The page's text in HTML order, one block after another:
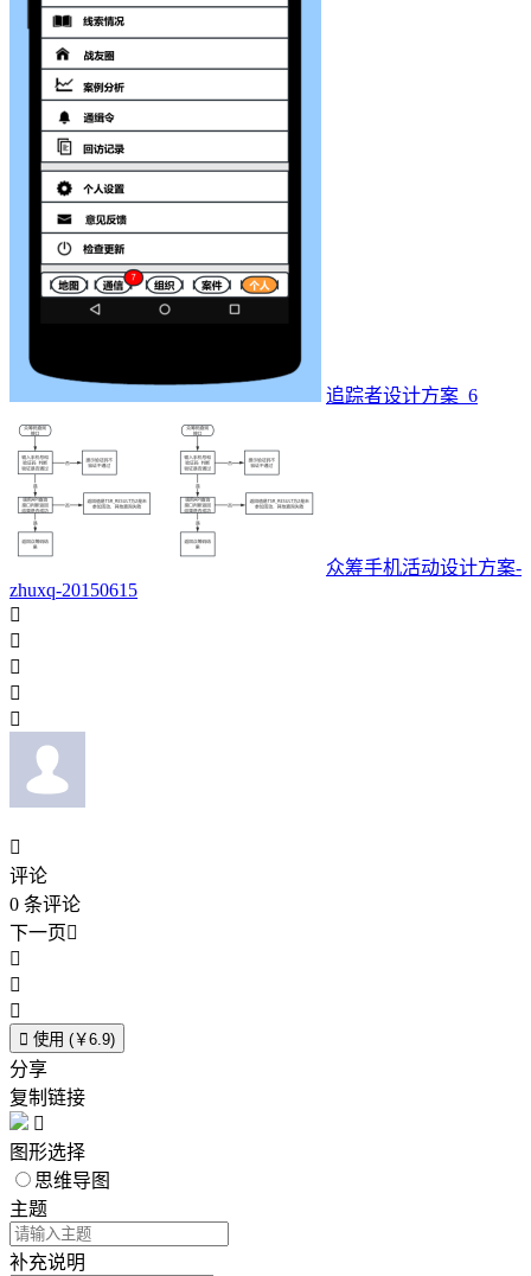
追踪者设计方案_6
众筹手机活动设计方案-
zhuxq-20150615






评论
0 条评论
下一页



 使用 (￥6.9)
分享
复制链接

图形选择
思维导图
主题
补充说明